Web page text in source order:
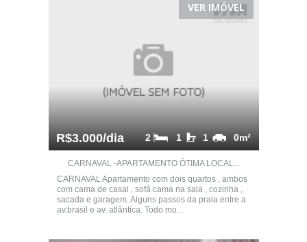
VER IMÓVEL
R$3.000/dia 0m²
1
1
2
CARNAVAL -APARTAMENTO ÓTIMA LOCAL...
CARNAVAL Apartamento com dois quartos , ambos
com cama de casal , sofá cama na sala , cozinha ,
sacada e garagem. Alguns passos da praia entre a
av.brasil e av. atlântica. Todo mo...